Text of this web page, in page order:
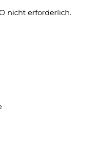
nicht erforderlich.